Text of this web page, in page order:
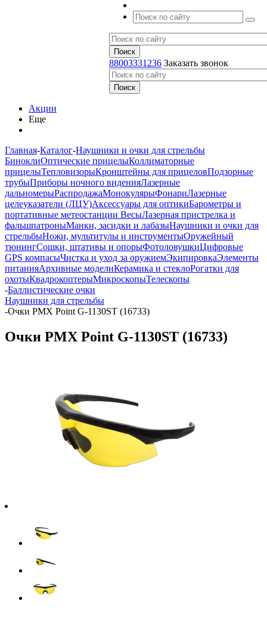
88003331236 Заказать звонок
Акции
Еще
Главная-Каталог-Наушники и очки для стрельбы
БиноклиОптические прицелыКоллиматорные
прицелыТепловизорыКронштейны для прицеловПодзорные
трубыПриборы ночного виденияЛазерные
дальномерыРаспродажаМонокулярыФонариЛазерные
целеуказатели (ЛЦУ)Аксессуары для оптикиБарометры и
портативные метеостанции ВесыЛазерная пристрелка и
фальшпатроныМанки, засидки и лабазыНаушники и очки для
стрельбыНожи, мультитулы и инструментыОружейный
тюнингСошки, штативы и опорыФотоловушкиЦифровые
GPS компасыЧистка и уход за оружиемЭкипировкаЭлементы
питанияАрхивные моделиКерамика и стеклоРогатки для
охотыКвадрокоптерыМикроскопыТелескопы
-Баллистические очки
Наушники для стрельбы
-Очки PMX Point G-1130ST (16733)
Очки PMX Point G-1130ST (16733)